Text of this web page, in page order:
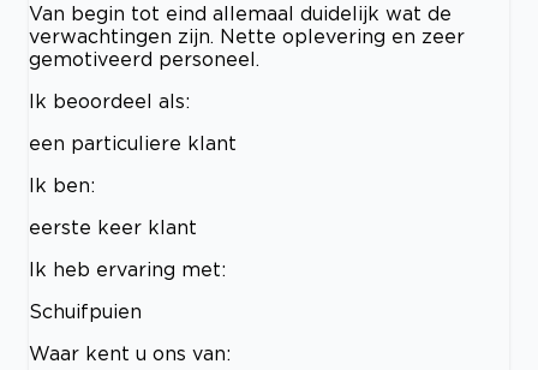
Van begin tot eind allemaal duidelijk wat de
verwachtingen zijn. Nette oplevering en zeer
gemotiveerd personeel.
Ik beoordeel als:
een particuliere klant
Ik ben:
eerste keer klant
Ik heb ervaring met:
Schuifpuien
Waar kent u ons van: